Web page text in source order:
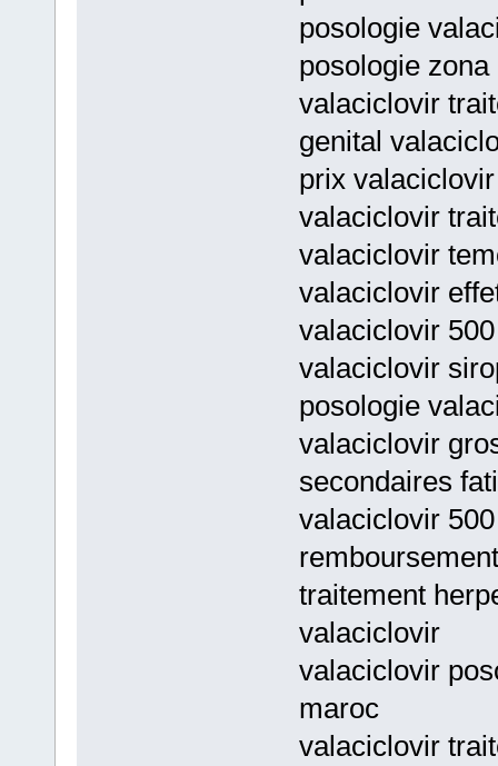
posologie
posologie zona
valaciclovir
genital
prix
valaciclovir
valaciclovir
valaciclovir
valaciclovir
valaciclovir
posologie
valaciclovir
secondaires
valaciclovir
remboursement
traitement
valaciclovir
valaciclovir
maroc
valaciclovir